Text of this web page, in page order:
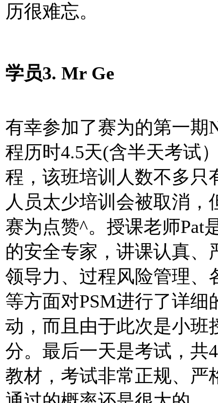
历很难忘。
学员3. Mr Ge
有幸参加了赛为的第一期
程历时4.5天(含半天考试
程，该班培训人数不多只
人员太少培训会被取消
赛为点赞^。授课老师Pat
的安全专家，讲课认真、
领导力、过程风险管理、
等方面对PSM进行了详
动，而且由于此次是小班
分。最后一天是考试，共
教材，考试非常正规、严